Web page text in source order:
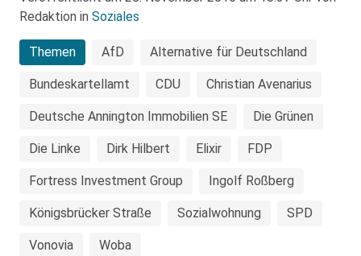
Redaktion in Soziales
Themen AfD Alternative für Deutschland
Bundeskartellamt CDU Christian Avenarius
Deutsche Annington Immobilien SE Die Grünen
Die Linke Dirk Hilbert Elixir FDP
Fortress Investment Group Ingolf Roßberg
Königsbrücker Straße Sozialwohnung SPD
Vonovia Woba